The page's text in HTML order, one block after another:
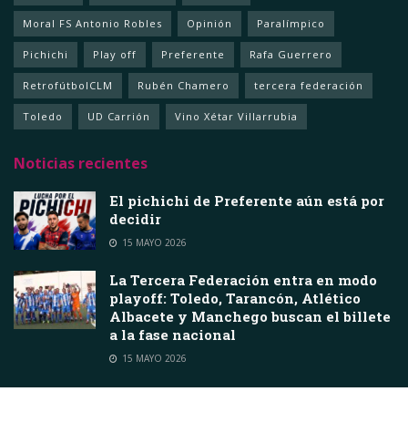
Moral FS Antonio Robles Opinión Paralímpico
Pichichi Play off Preferente Rafa Guerrero
RetrofútbolCLM Rubén Chamero tercera federación
Toledo UD Carrión Vino Xétar Villarrubia
Noticias recientes
El pichichi de Preferente aún está por
decidir
15 MAYO 2026
La Tercera Federación entra en modo
playoff: Toledo, Tarancón, Atlético
Albacete y Manchego buscan el billete
a la fase nacional
15 MAYO 2026